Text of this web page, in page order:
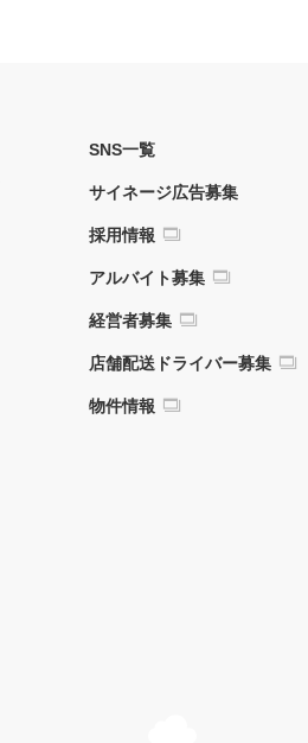
SNS一覧
サイネージ広告募集
採用情報
アルバイト募集
経営者募集
店舗配送ドライバー募集
物件情報